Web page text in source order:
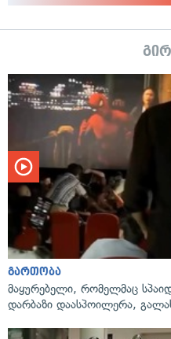
გართობა
მაყურებელი, რომელმაც
დარბაზი დაასპოილერა,